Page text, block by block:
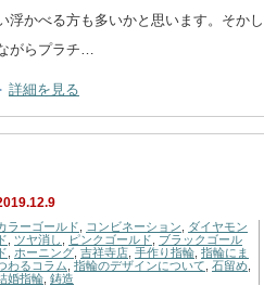
浮かべる方も多いかと思います。そかし
がらプラチ…
詳細を見る
ラーゴールド コンビネーション
ダイヤモン
ド
ツヤ消し ピンクゴールド
ブラックゴール
ド
ホーニング 吉祥寺店 手作り指輪 指輪にま
わるコラム 指輪のデザインについて 石留め
婚指輪 鋳造